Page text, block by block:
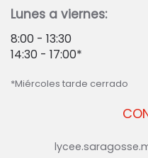
Lunes a viernes:
8:00 - 13:30
14:30 - 17:00*
*Miércoles tarde cerrado